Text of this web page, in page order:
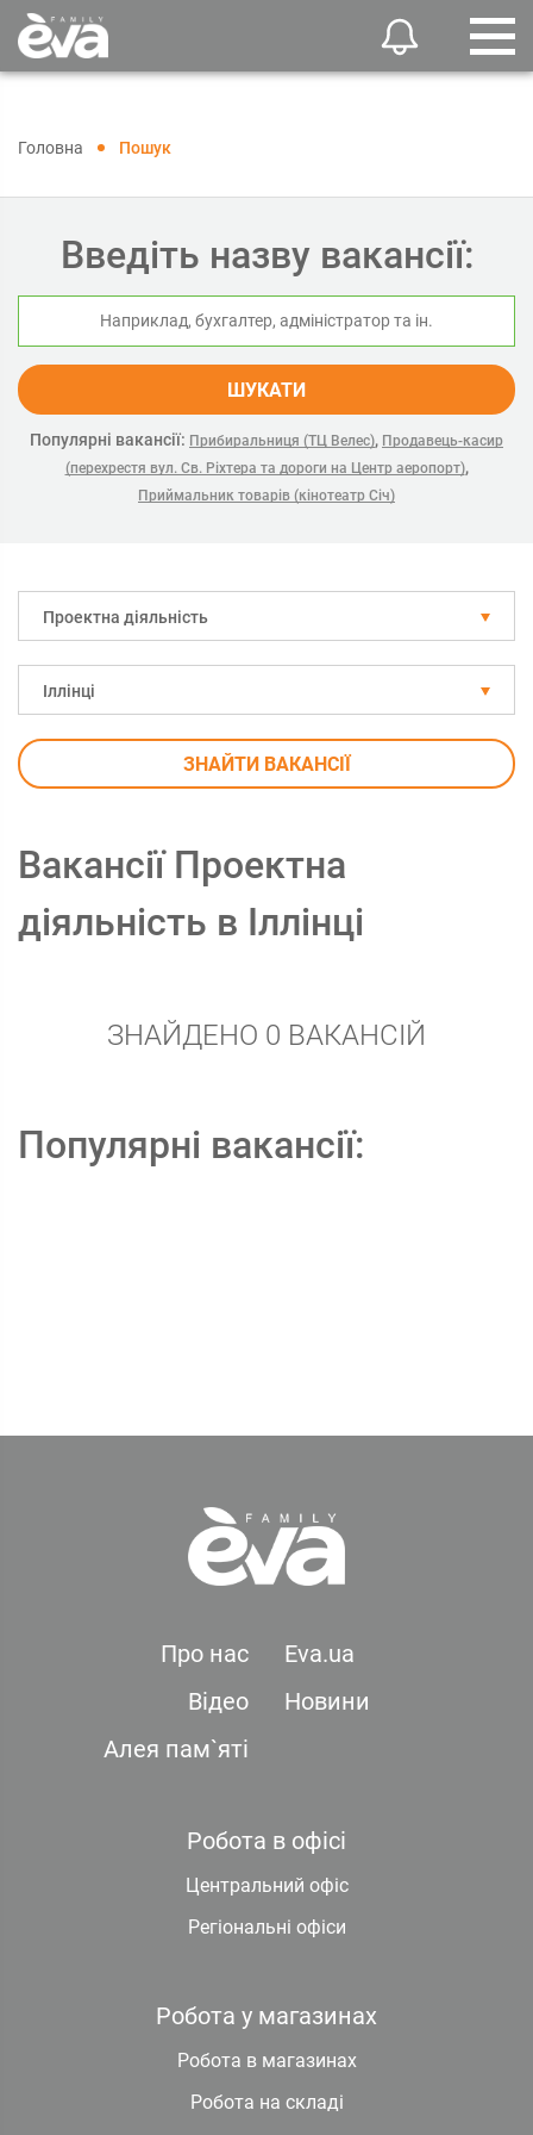
Головна Пошук
Введіть назву вакансії:
ШУКАТИ
Популярні вакансії: Прибиральниця (ТЦ Велес), Продавець-касир
(перехрестя вул. Св. Ріхтера та дороги на Центр аеропорт),
Приймальник товарів (кінотеатр Січ)
Проектна діяльність
Іллінці
ЗНАЙТИ ВАКАНСІЇ
Вакансії Проектна
діяльність в Іллінці
ЗНАЙДЕНО 0 ВАКАНСІЙ
Популярні вакансії:
Про нас
Eva.ua
Відео
Новини
Алея пам`яті
Робота в офісі
Центральний офіс
Регіональні офіси
Робота у магазинах
Робота в магазинах
Робота на складі